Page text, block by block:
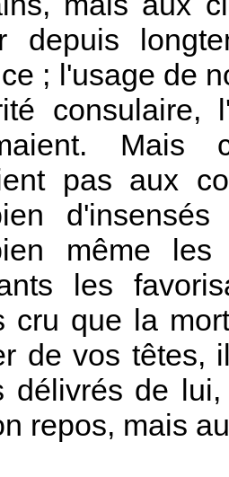
depuis
; l'usage de
Mais
pas aux
même
les
cru que la
de vos têtes,
délivrés de
repos, mais